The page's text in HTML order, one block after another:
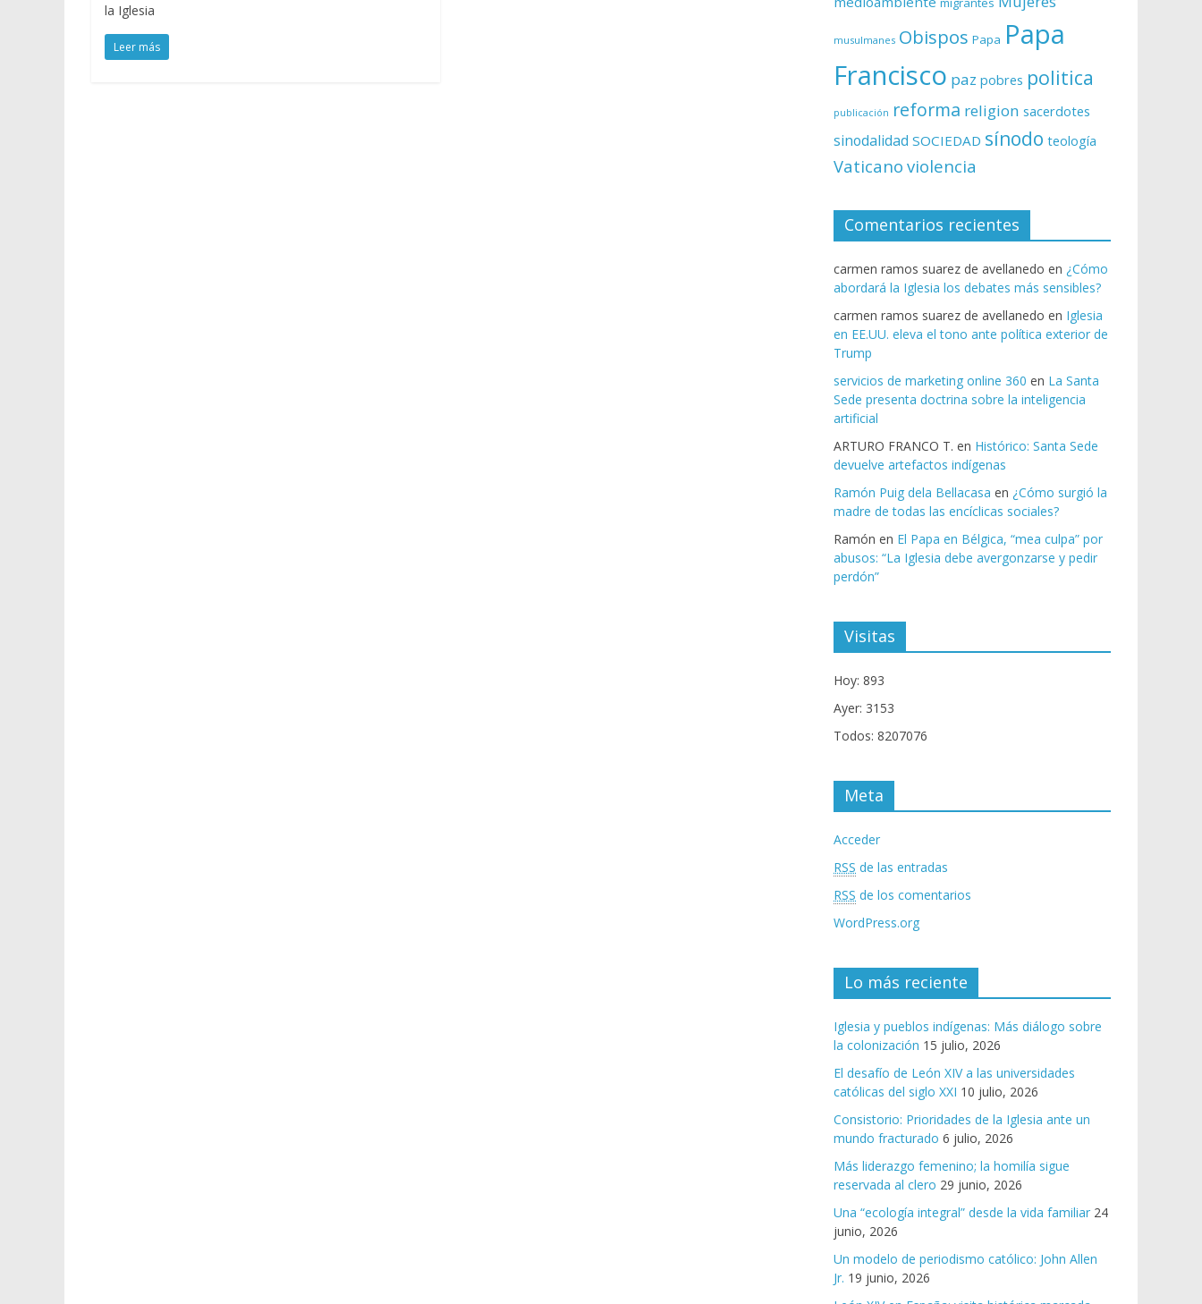
la Iglesia
Leer más musulmanes Obispos Papa Papa
Francisco paz pobres politica
publicación reforma religion sacerdotes
sinodalidad SOCIEDAD sínodo teología
Vaticano violencia
Comentarios recientes
carmen ramos suarez de avellanedo en ¿Cómo
abordará la Iglesia los debates más sensibles?
carmen ramos suarez de avellanedo en Iglesia
en EE.UU. eleva el tono ante política exterior de
Trump
servicios de marketing online 360 en La Santa
Sede presenta doctrina sobre la inteligencia
artificial
ARTURO FRANCO T. en Histórico: Santa Sede
devuelve artefactos indígenas
Ramón Puig dela Bellacasa en ¿Cómo surgió la
madre de todas las encíclicas sociales?
Ramón en El Papa en Bélgica, “mea culpa” por
abusos: “La Iglesia debe avergonzarse y pedir
perdón”
Visitas
Hoy: 893
Ayer: 3153
Todos: 8207076
Meta
Acceder
RSS de las entradas
RSS de los comentarios
WordPress.org
Lo más reciente
Iglesia y pueblos indígenas: Más diálogo sobre
la colonización 15 julio, 2026
El desafío de León XIV a las universidades
católicas del siglo XXI 10 julio, 2026
Consistorio: Prioridades de la Iglesia ante un
mundo fracturado 6 julio, 2026
Más liderazgo femenino; la homilía sigue
reservada al clero 29 junio, 2026
Una “ecología integral” desde la vida familiar 24
junio, 2026
Un modelo de periodismo católico: John Allen
Jr. 19 junio, 2026